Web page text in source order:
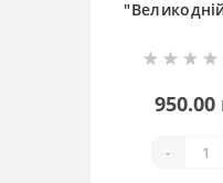
950.00
-